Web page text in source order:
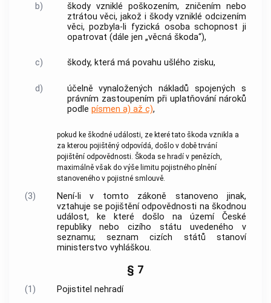
b)
škody vzniklé poškozením, zničením nebo
ztrátou věci, jakož i škody vzniklé odcizením
věci, pozbyla-li fyzická osoba schopnost ji
opatrovat (dále jen „věcná škoda“),
c) škody, která má povahu ušlého zisku,
d)
účelně vynaložených nákladů spojených s
právním zastoupením při uplatňování nároků
podle písmen a) až c),
pokud ke škodné události, ze které tato škoda vznikla a
za kterou pojištěný odpovídá, došlo v době trvání
pojištění odpovědnosti. Škoda se hradí v penězích,
maximálně však do výše limitu pojistného plnění
stanoveného v pojistné smlouvě.
(3)
Není-li v tomto zákoně stanoveno jinak,
vztahuje se pojištění odpovědnosti na škodnou
událost, ke které došlo na území České
republiky nebo cizího státu uvedeného v
seznamu; seznam cizích států stanoví
ministerstvo vyhláškou.
§ 7
(1)
Pojistitel nehradí